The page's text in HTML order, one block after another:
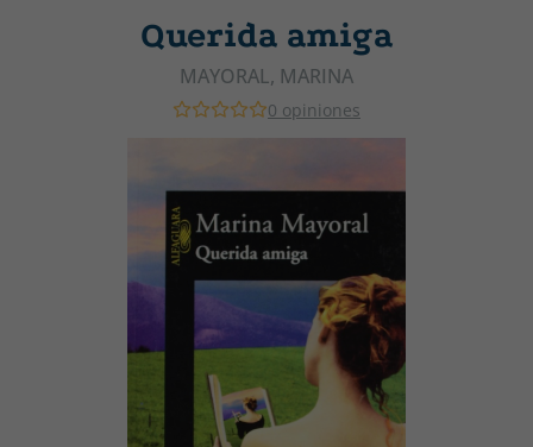
Querida amiga
MAYORAL, MARINA
0 opiniones